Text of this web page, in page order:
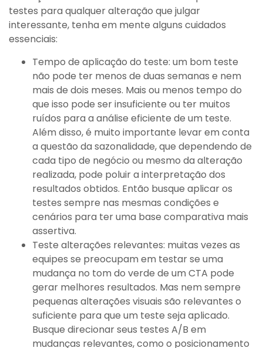
testes para qualquer alteração que julgar
interessante, tenha em mente alguns cuidados
essenciais:
Tempo de aplicação do teste: um bom teste
não pode ter menos de duas semanas e nem
mais de dois meses. Mais ou menos tempo do
que isso pode ser insuficiente ou ter muitos
ruídos para a análise eficiente de um teste.
Além disso, é muito importante levar em conta
a questão da sazonalidade, que dependendo de
cada tipo de negócio ou mesmo da alteração
realizada, pode poluir a interpretação dos
resultados obtidos. Então busque aplicar os
testes sempre nas mesmas condições e
cenários para ter uma base comparativa mais
assertiva.
Teste alterações relevantes: muitas vezes as
equipes se preocupam em testar se uma
mudança no tom do verde de um CTA pode
gerar melhores resultados. Mas nem sempre
pequenas alterações visuais são relevantes o
suficiente para que um teste seja aplicado.
Busque direcionar seus testes A/B em
mudanças relevantes, como o posicionamento